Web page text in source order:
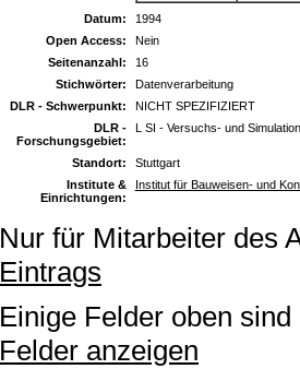
Datum:
1994
Open Access:
Nein
Seitenanzahl:
16
Stichwörter:
Datenverarbeitung
DLR - Schwerpunkt:
NICHT SPEZIFIZIERT
DLR -
Forschungsgebiet:
L SI - Versuchs- und
Standort:
Stuttgart
Institute &
Einrichtungen:
Institut für Bauweisen- und
Nur für Mitarbeiter des
Eintrags
Einige Felder oben
Felder anzeigen